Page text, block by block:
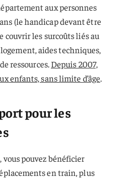
aux personnes
(le handicap devant être
couvrir les surcoûts liés au
aides techniques,
ressources.Depuis 2007,
enfants, sans limite d’âge.
pour les
vous pouvez bénéficier
en train, plus